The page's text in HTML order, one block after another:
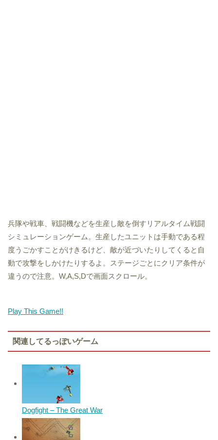
兵隊や戦車、戦闘機などを生産し敵を倒すリアルタイム戦闘
シミュレーションゲーム。生産したユニットは手動である程
度うごかすことがけきるけど、敵が近づいたりしてくると自
動で攻撃をしかけたりするよ。ステージごとにクリア条件が
違うので注意。W,A,S,Dで画面スクロール。
Play This Game!!
関連してるっぽいゲーム
Dogfight – The Great War